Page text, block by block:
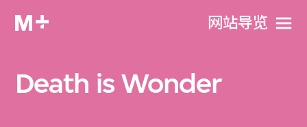
网站导览
Death is Wonder